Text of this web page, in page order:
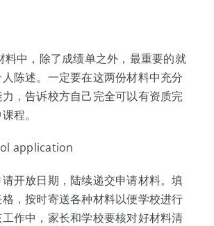
料中，除了成绩单之外，最重要的就
陈述。一定要在这两份材料中充分
，告诉校方自己完全可以有资质完
程。
application
开放日期，陆续递交申请材料。填
，按时寄送各种材料以便学校进行
作中，家长和学校要核对好材料清